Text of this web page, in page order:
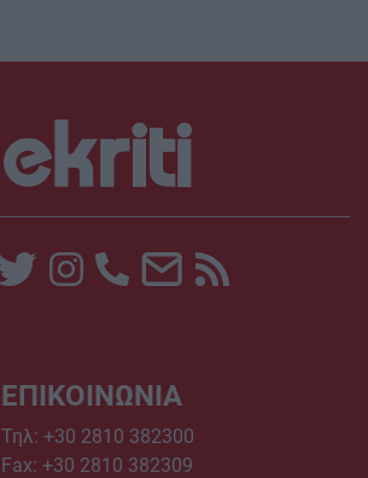
ΕΠΙΚΟΙΝΩΝΙΑ
Τηλ: +30 2810 382300
Fax: +30 2810 382309